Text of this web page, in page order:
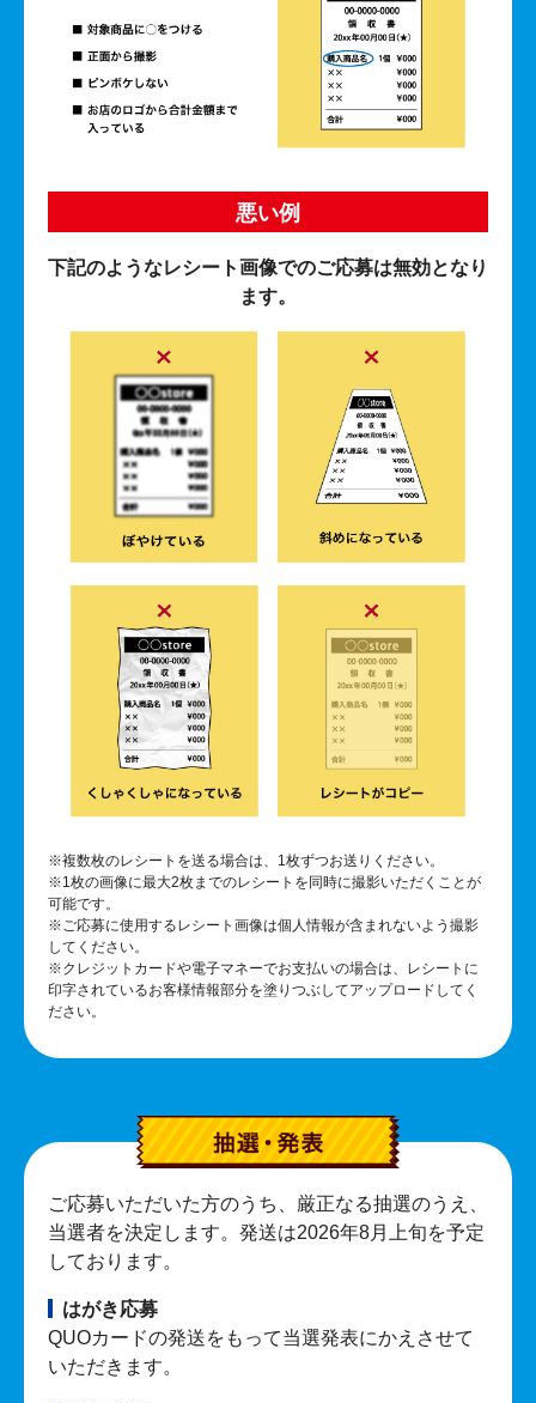
悪い例
下記のようなレシート画像でのご応募は無効となり
ます。
※複数枚のレシートを送る場合は、1枚ずつお送りください。
※1枚の画像に最大2枚までのレシートを同時に撮影いただくことが
可能です。
※ご応募に使用するレシート画像は個人情報が含まれないよう撮影
してください。
※クレジットカードや電子マネーでお支払いの場合は、レシートに
印字されているお客様情報部分を塗りつぶしてアップロードしてく
ださい。
ご応募いただいた方のうち、厳正なる抽選のうえ、
当選者を決定します。発送は2026年8月上旬を予定
しております。
はがき応募
QUOカードの発送をもって当選発表にかえさせて
いただきます。